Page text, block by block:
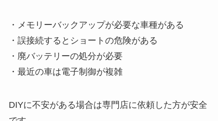
・メモリーバックアップが必要な車種がある
・誤接続するとショートの危険がある
・廃バッテリーの処分が必要
・最近の車は電子制御が複雑
DIYに不安がある場合は専門店に依頼した方が安全